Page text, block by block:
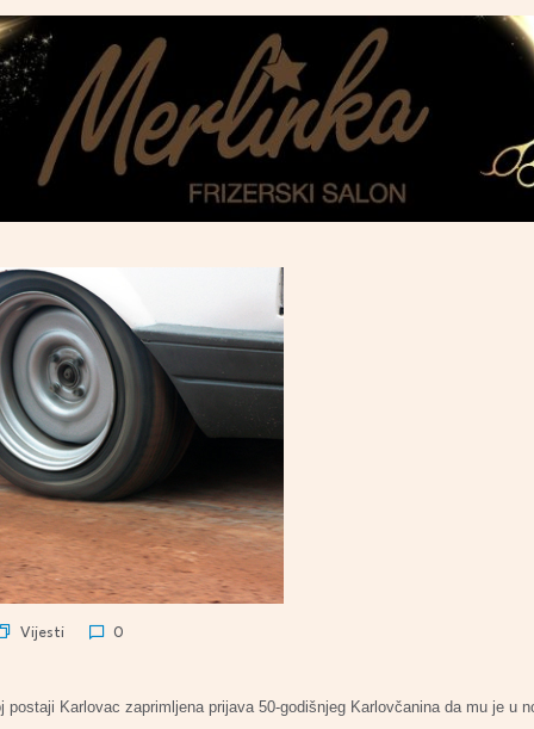
Vijesti 0
postaji Karlovac zaprimljena prijava 50-godišnjeg Karlovčanina da mu je u